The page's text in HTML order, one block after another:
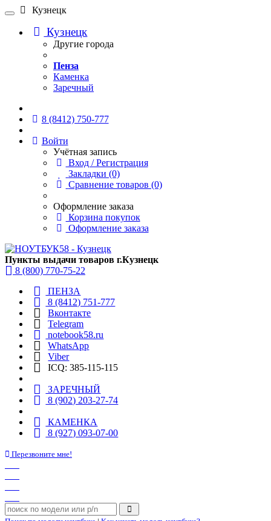
Кузнецк
Кузнецк
Другие города
Пенза
Каменка
Заречный
8 (8412) 750-777
Войти
Учётная запись
Вход / Регистрация
Закладки (0)
Сравнение товаров (0)
Оформление заказа
Корзина покупок
Оформление заказа
Пункты выдачи товаров г.Кузнецк
8 (800) 770-75-22
ПЕНЗА
8 (8412) 751-777
Вконтакте
Telegram
notebook58.ru
WhatsApp
Viber
ICQ: 385-115-115
ЗАРЕЧНЫЙ
8 (902) 203-27-74
КАМЕНКА
8 (927) 093-07-00
Перезвоните мне!